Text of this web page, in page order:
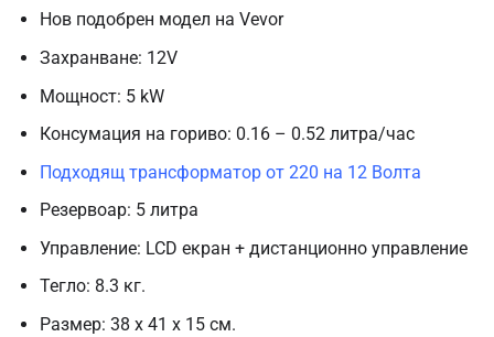
Нов подобрен модел на Vevor
Захранване: 12V
Мощност: 5 kW
Консумация на гориво: 0.16 – 0.52 литра/час
Подходящ трансформатор от 220 на 12 Волта
Резервоар: 5 литра
Управление: LCD екран + дистанционно управление
Тегло: 8.3 кг.
Размер: 38 х 41 х 15 см.